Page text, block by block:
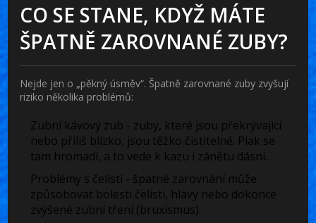
CO SE STANE, KDYŽ MÁTE
ŠPATNĚ ZAROVNANÉ ZUBY?
Nejde jen o „pěkný úsměv“. Špatně zarovnané zuby zvyšují
riziko několika problémů:
Zubní kávový zub - zuby, které jsou překrývající
nebo příliš blízko, jsou těžko čistitelné. Plak se
tam hromadí, a to vede k kazu i zánětu dásní.
Problémy s čelistí - špatné zarovnání může
způsobovat bolesti čelisti, hlavy nebo dokonce
zvýšené zubní tření (bruxismus).